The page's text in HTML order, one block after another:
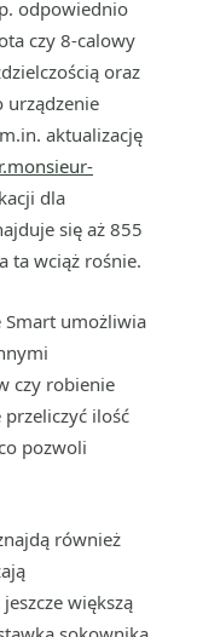
odpowiednio
czy 8-calowy
oraz
urządzenie
aktualizację
dla
się aż 855
ta wciąż rośnie.
Smart umożliwia
czy robienie
ilość
pozwoli
również
większą